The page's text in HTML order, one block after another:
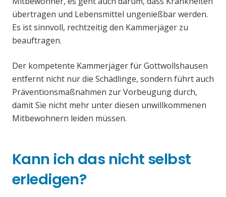
übertragen und Lebensmittel ungenießbar werden.
Es ist sinnvoll, rechtzeitig den Kammerjäger zu
beauftragen.
Der kompetente Kammerjäger für Gottwollshausen
entfernt nicht nur die Schädlinge, sondern führt auch
Präventionsmaßnahmen zur Vorbeugung durch,
damit Sie nicht mehr unter diesen unwillkommenen
Mitbewohnern leiden müssen.
Kann ich das nicht selbst
erledigen?